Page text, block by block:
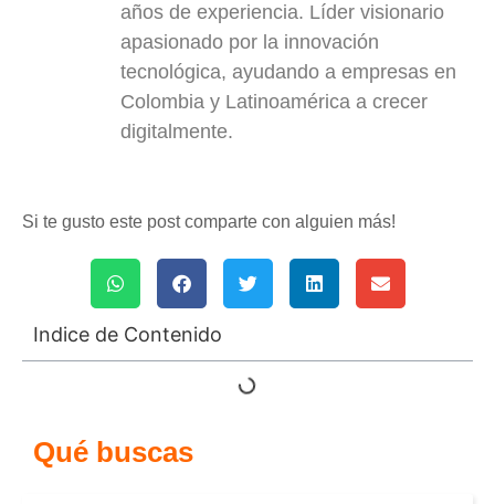
años de experiencia. Líder visionario
apasionado por la innovación
tecnológica, ayudando a empresas en
Colombia y Latinoamérica a crecer
digitalmente.
Si te gusto este post comparte con alguien más!
Indice de Contenido
Qué buscas